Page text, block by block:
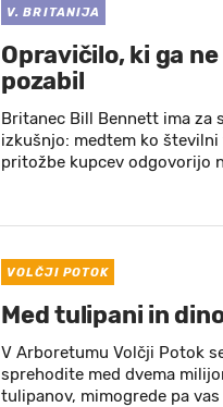
V. BRITANIJA
Opravičilo, ki ga
pozabil
Britanec Bill Bennett ima za
izkušnjo: medtem ko
pritožbe kupcev odgovorijo
VOLČJI POTOK
Med tulipani in
V Arboretumu Volčji Potok
sprehodite med dvema
tulipanov, mimogrede pa